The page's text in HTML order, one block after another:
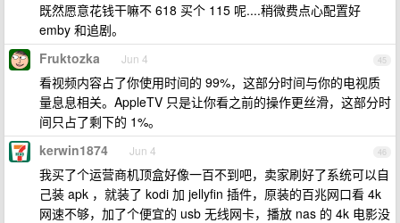
既然愿意花钱干嘛不 618 买个 115 呢....稍微费点心配置好
emby 和追剧。
45
Fruktozka Jun 4
看视频内容占了你使用时间的 99%，这部分时间与你的电视质
量息息相关。AppleTV 只是让你看之前的操作更丝滑，这部分时
间只占了剩下的 1%。
46
kerwin1874 Jun 4
我买了个运营商机顶盒好像一百不到吧，卖家刷好了系统可以自
己装 apk ，就装了 kodi 加 jellyfin 插件，原装的百兆网口看 4k
网速不够，加了个便宜的 usb 无线网卡，播放 nas 的 4k 电影没